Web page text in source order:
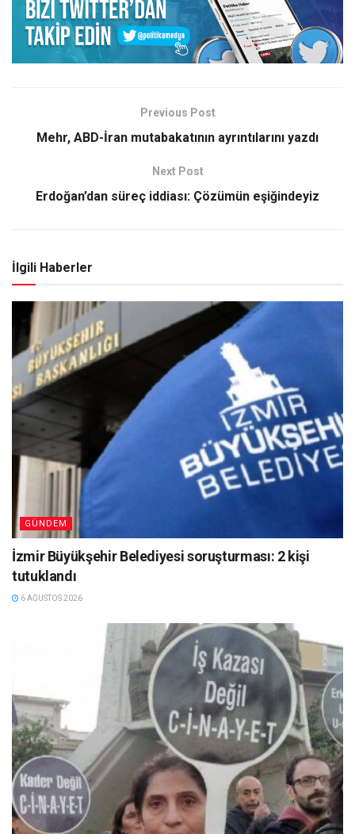
Previous Post
Mehr, ABD-İran mutabakatının ayrıntılarını yazdı
Next Post
Erdoğan’dan süreç iddiası: Çözümün eşiğindeyiz
İlgili Haberler
GÜNDEM
İzmir Büyükşehir Belediyesi soruşturması: 2 kişi
tutuklandı
6 AĞUSTOS 2026